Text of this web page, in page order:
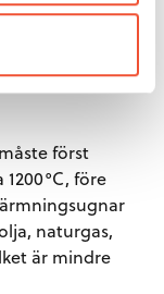
gjuts
först
före
naturgas,
är mindre